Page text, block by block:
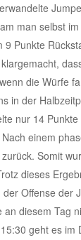
man selbst
Punkte
die Würfe
in der
nur 14
einem
Somit
dieses
Offense der
diesem Tag
geht es im